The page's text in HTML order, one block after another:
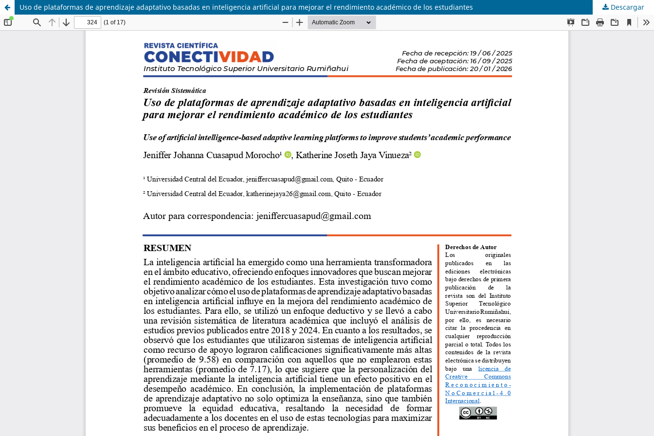
Uso de plataformas de aprendizaje adaptativo basadas en inteligencia artificial para mejorar el rendimiento académico de los estudiantes Descargar